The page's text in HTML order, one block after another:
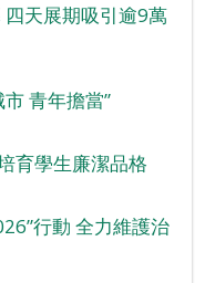
天展期吸引逾9萬
青年擔當”
育學生廉潔品格
行動 全力維護治